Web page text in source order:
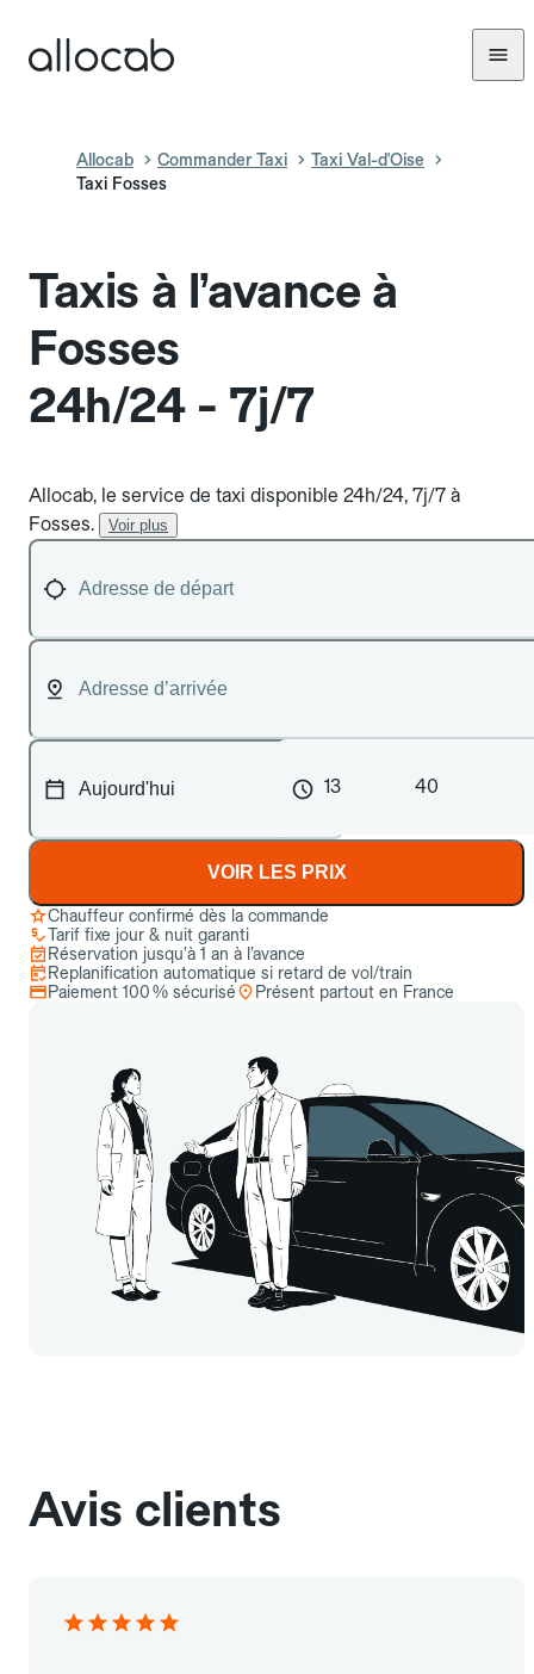
Allocab Commander Taxi
Taxi Val-d'Oise
Taxi Fosses
Taxis à l’avance à
Fosses
24h/24 - 7j/7
Allocab, le service de taxi disponible 24h/24, 7j/7 à
Fosses.
Voir plus
13 40
VOIR LES PRIX
Chauffeur confirmé dès la commande
Tarif fixe jour & nuit garanti
Réservation jusqu’à 1 an à l’avance
Replanification automatique si retard de vol/train
Paiement 100 % sécurisé
Présent partout en France
Avis clients